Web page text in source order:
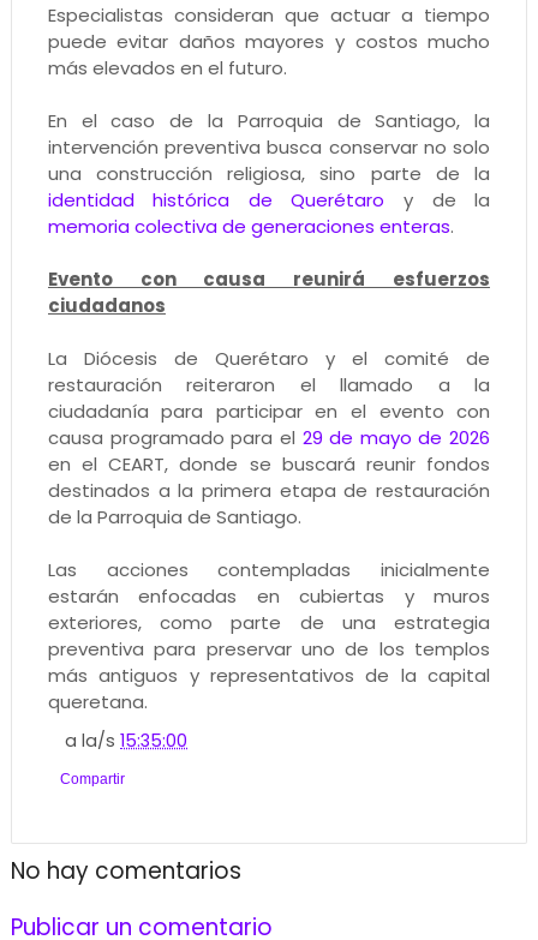
Especialistas consideran que actuar a tiempo
puede evitar daños mayores y costos mucho
más elevados en el futuro.
En el caso de la Parroquia de Santiago, la
intervención preventiva busca conservar no solo
una construcción religiosa, sino parte de la
identidad histórica de Querétaro y de la
memoria colectiva de generaciones enteras.
Evento con causa reunirá esfuerzos
ciudadanos
La Diócesis de Querétaro y el comité de
restauración reiteraron el llamado a la
ciudadanía para participar en el evento con
causa programado para el 29 de mayo de 2026
en el CEART, donde se buscará reunir fondos
destinados a la primera etapa de restauración
de la Parroquia de Santiago.
Las acciones contempladas inicialmente
estarán enfocadas en cubiertas y muros
exteriores, como parte de una estrategia
preventiva para preservar uno de los templos
más antiguos y representativos de la capital
queretana.
a la/s15:35:00
Compartir
No hay comentarios
Publicar un comentario